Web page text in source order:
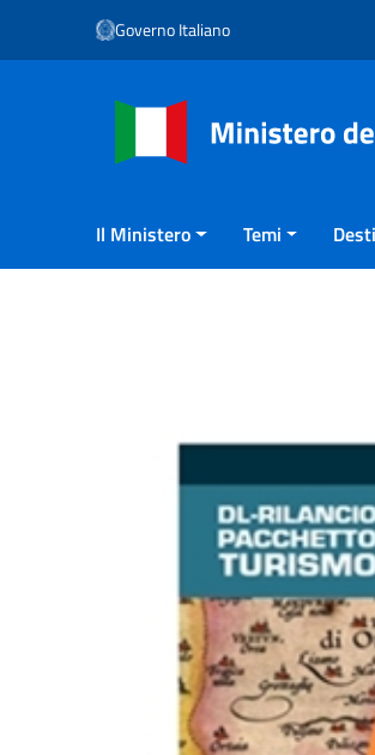
Vai ai contenuti
Vai al menu di navigazione
Governo Italiano
Il Ministero Temi